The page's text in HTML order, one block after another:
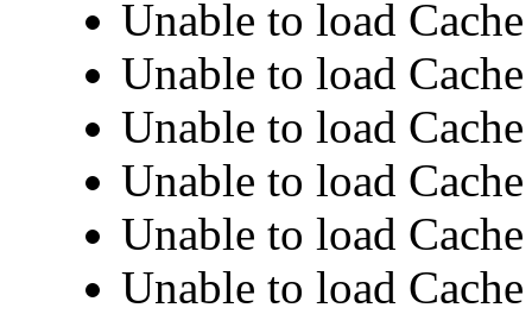
Unable to load
Unable to load
Unable to load
Unable to load
Unable to load
Unable to load